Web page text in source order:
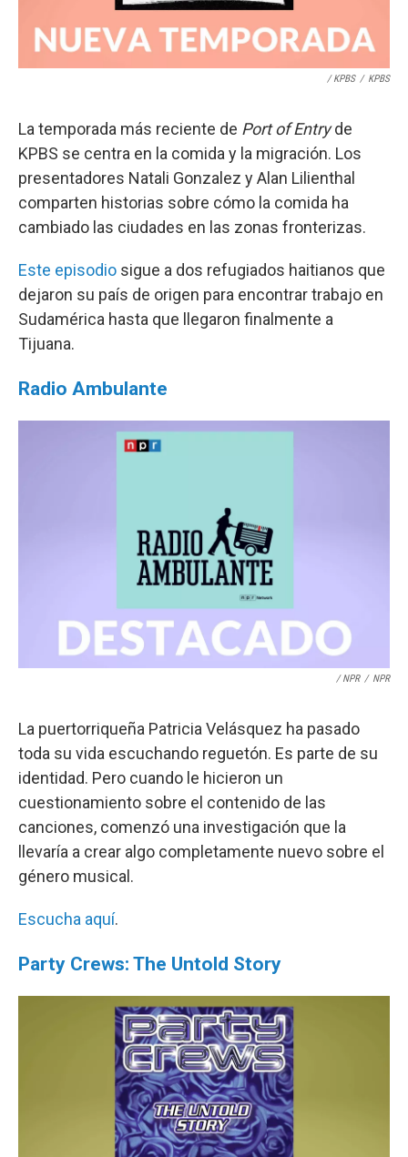
/ KPBS / KPBS
La temporada más reciente de Port of Entryde
KPBS se centra en la comida y la migración. Los
presentadores Natali Gonzalez y Alan Lilienthal
comparten historias sobre cómo la comida ha
cambiado las ciudades en las zonas fronterizas.
Este episodio sigue a dos refugiados haitianos que
dejaron su país de origen para encontrar trabajo en
Sudamérica hasta que llegaron finalmente a
Tijuana.
Radio Ambulante
/ NPR / NPR
La puertorriqueña Patricia Velásquez ha pasado
toda su vida escuchando reguetón. Es parte de su
identidad. Pero cuando le hicieron un
cuestionamiento sobre el contenido de las
canciones, comenzó una investigación que la
llevaría a crear algo completamente nuevo sobre el
género musical.
Escucha aquí.
Party Crews: The Untold Story